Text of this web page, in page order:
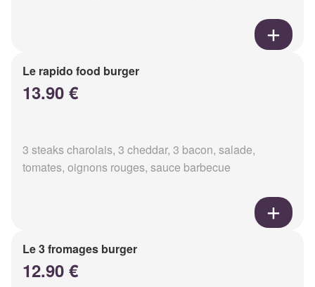
Le rapido food burger
13.90 €
3 steaks charolais, 3 cheddar, 3 bacon, salade,
tomates, oignons rouges, sauce barbecue
Le 3 fromages burger
12.90 €